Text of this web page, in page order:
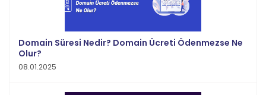
Domain Süresi Nedir? Domain Ücreti Ödenmezse Ne
Olur?
08.01.2025